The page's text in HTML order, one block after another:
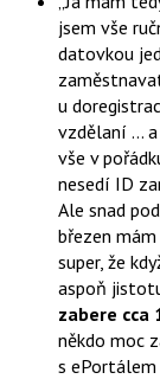
jsem vše
datovkou
u
vzdělaní … a
vše v
nesedí ID
Ale snad
březen
super, že
aspoň
zabere cca
někdo moc
s